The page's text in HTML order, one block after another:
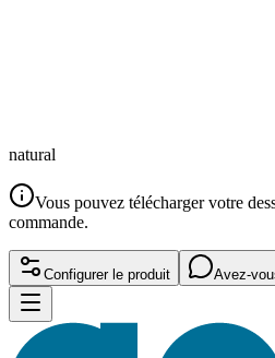
natural
Vous pouvez télécharger votre
commande.
Configurer le produit Avez-